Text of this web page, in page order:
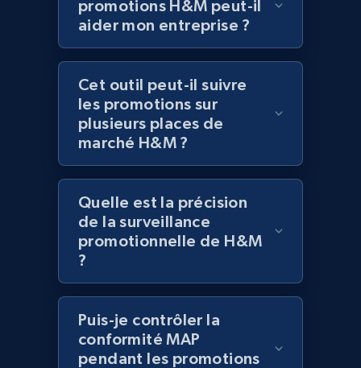
products using specified keywords
URL, Product id, Title, Images, Final price,
Currency, Discount, Initial price, and more.
1.1K+ 149+
Lowes.com
URL, Domain, Marketplace pn, Sku, Other pn,
Model number, Gtin ean pn, Product name, and
more.
991+ 162+
promotions H&M peut-il
aider mon entreprise ?
Cet outil peut-il suivre
les promotions sur
plusieurs places de
marché H&M ?
Quelle est la précision
de la surveillance
promotionnelle de H&M
?
Puis-je contrôler la
conformité MAP
pendant les promotions